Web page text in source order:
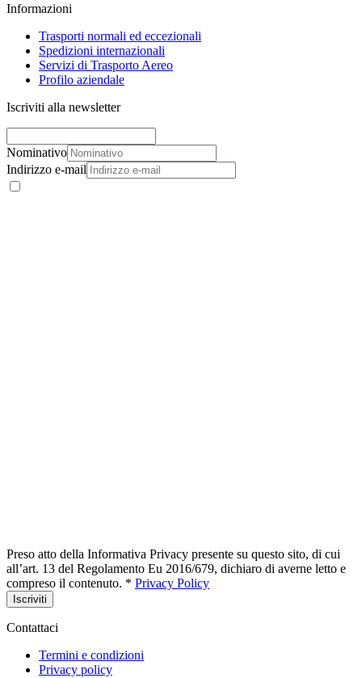
Informazioni
Trasporti normali ed eccezionali
Spedizioni internazionali
Servizi di Trasporto Aereo
Profilo aziendale
Iscriviti alla newsletter
Nominativo
Indirizzo e-mail
Preso atto della Informativa Privacy presente su questo sito, di cui
all’art. 13 del Regolamento Eu 2016/679, dichiaro di averne letto e
compreso il contenuto. * Privacy Policy
Iscriviti
Contattaci
Termini e condizioni
Privacy policy